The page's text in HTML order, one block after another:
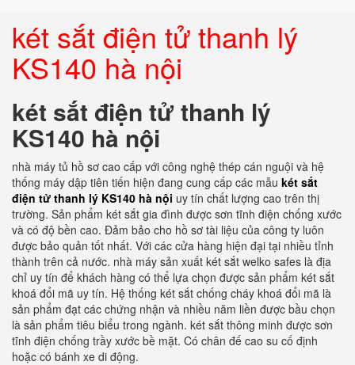
két sắt điện tử thanh lý
KS140 hà nội
két sắt điện tử thanh lý
KS140 hà nội
nhà máy tủ hồ sơ cao cấp với công nghệ thép cán nguội và hệ
thống máy dập tiên tiến hiện đang cung cấp các mẫu két sắt
điện tử thanh lý KS140 hà nội uy tín chất lượng cao trên thị
trường. Sản phẩm két sắt gia đình được sơn tĩnh điện chống xước
và có độ bền cao. Đảm bảo cho hồ sơ tài liệu của công ty luôn
được bảo quản tốt nhất. Với các cửa hàng hiện đại tại nhiều tỉnh
thành trên cả nước. nhà máy sản xuất két sắt welko safes là địa
chỉ uy tín để khách hàng có thể lựa chọn được sản phẩm két sắt
khoá đổi mã uy tín. Hệ thống két sắt chống cháy khoá đổi mã là
sản phẩm đạt các chứng nhận và nhiều năm liền được bầu chọn
là sản phẩm tiêu biểu trong ngành. két sắt thông minh được sơn
tĩnh điện chống trầy xước bề mặt. Có chân đế cao su cố định
hoặc có bánh xe di động.